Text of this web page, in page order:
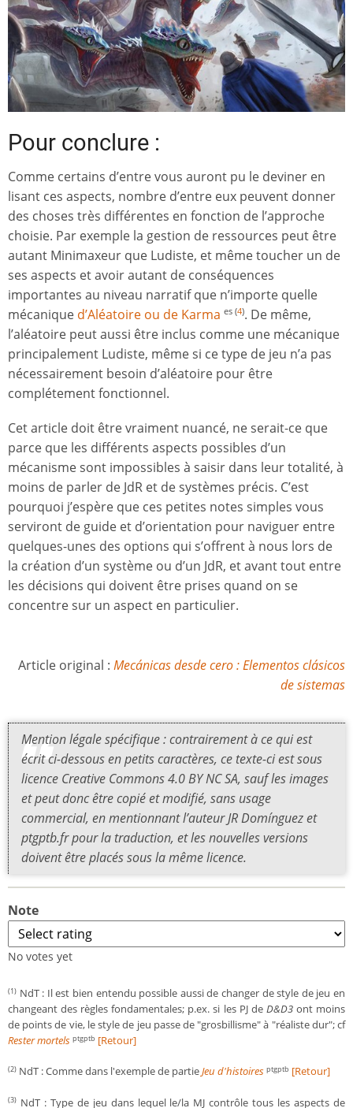
Pour conclure :
Comme certains d’entre vous auront pu le deviner en
lisant ces aspects, nombre d’entre eux peuvent donner
des choses très différentes en fonction de l’approche
choisie. Par exemple la gestion de ressources peut être
autant Minimaxeur que Ludiste, et même toucher un de
ses aspects et avoir autant de conséquences
importantes au niveau narratif que n’importe quelle
mécanique d’Aléatoire ou de Karma es (4). De même,
l’aléatoire peut aussi être inclus comme une mécanique
principalement Ludiste, même si ce type de jeu n’a pas
nécessairement besoin d’aléatoire pour être
complétement fonctionnel.
Cet article doit être vraiment nuancé, ne serait-ce que
parce que les différents aspects possibles d’un
mécanisme sont impossibles à saisir dans leur totalité, à
moins de parler de JdR et de systèmes précis. C’est
pourquoi j’espère que ces petites notes simples vous
serviront de guide et d’orientation pour naviguer entre
quelques-unes des options qui s’offrent à nous lors de
la création d’un système ou d’un JdR, et avant tout entre
les décisions qui doivent être prises quand on se
concentre sur un aspect en particulier.
Article original : Mecánicas desde cero : Elementos clásicos
de sistemas
Mention légale spécifique : contrairement à ce qui est
écrit ci-dessous en petits caractères, ce texte-ci est sous
licence Creative Commons 4.0 BY NC SA, sauf les images
et peut donc être copié et modifié, sans usage
commercial, en mentionnant l’auteur JR Domínguez et
ptgptb.fr pour la traduction, et les nouvelles versions
doivent être placés sous la même licence.
Note
No votes yet
(1) NdT : Il est bien entendu possible aussi de changer de style de jeu en
changeant des règles fondamentales; p.ex. si les PJ de D&D3ont moins
de points de vie, le style de jeu passe de "grosbillisme" à "réaliste dur"; cf
Rester mortels ptgptb [Retour]
(2) NdT : Comme dans l'exemple de partieJeu d'histoires ptgptb [Retour]
(3) NdT : Type de jeu dans lequel le/la MJ contrôle tous les aspects de